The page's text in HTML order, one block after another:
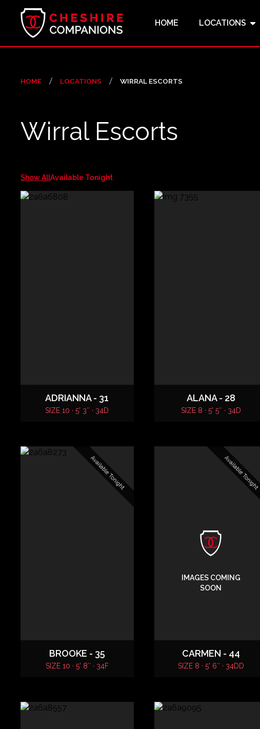
HOME LOCATIONS
HOME LOCATIONS WIRRAL ESCORTS
Wirral Escorts
Show AllAvailable Tonight
ADRIANNA - 31
SIZE 10 · 5' 3″ · 34D
ALANA - 28
SIZE 8 · 5' 5″ · 34D
Available Tonight
BROOKE - 35
SIZE 10 · 5' 8″ · 34F
Available Tonight
IMAGES COMING
SOON
CARMEN - 44
SIZE 8 · 5' 6″ · 34DD